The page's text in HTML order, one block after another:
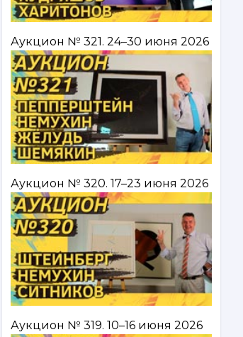
Аукцион № 321. 24–30 июня 2026
Аукцион № 320. 17–23 июня 2026
Аукцион № 319. 10–16 июня 2026